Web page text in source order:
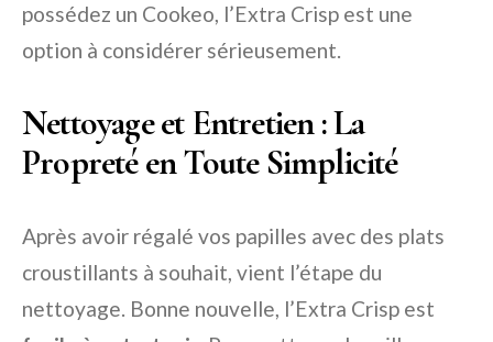
possédez un Cookeo, l’Extra Crisp est une
option à considérer sérieusement.
Nettoyage et Entretien : La
Propreté en Toute Simplicité
Après avoir régalé vos papilles avec des plats
croustillants à souhait, vient l’étape du
nettoyage. Bonne nouvelle, l’Extra Crisp est